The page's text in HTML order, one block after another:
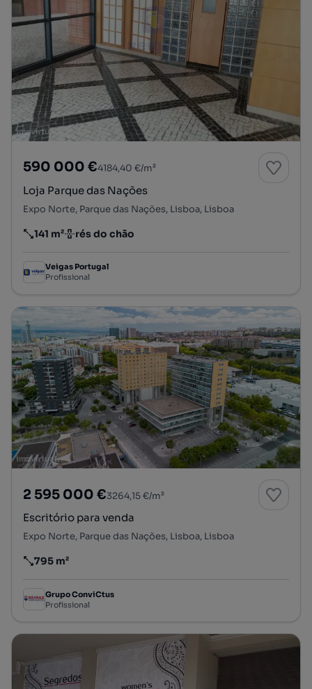
590 000 €4184,40 €/m²
Loja Parque das Nações
Expo Norte, Parque das Nações, Lisboa, Lisboa
Preço por metro quadrado
141 m²
Andar rés do chão
Veigas Portugal
Profissional
2 595 000 €3264,15 €/m²
Escritório para venda
Expo Norte, Parque das Nações, Lisboa, Lisboa
Preço por metro quadrado
795 m²
Grupo ConviCtus
Profissional